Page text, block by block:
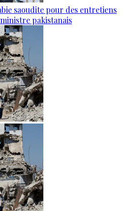
saoudite pour des entretiens
pakistanais